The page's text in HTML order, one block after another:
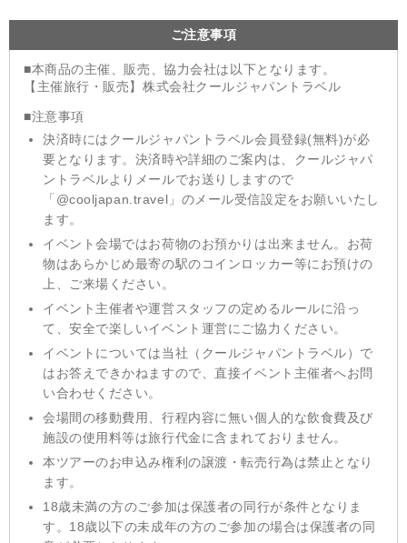
ご注意事項
■本商品の主催、販売、協力会社は以下となります。
【主催旅行・販売】株式会社クールジャパントラベル
■注意事項
決済時にはクールジャパントラベル会員登録(無料)が必
要となります。決済時や詳細のご案内は、クールジャパ
ントラベルよりメールでお送りしますので
「@cooljapan.travel」のメール受信設定をお願いいたし
ます。
イベント会場ではお荷物のお預かりは出来ません。お荷
物はあらかじめ最寄の駅のコインロッカー等にお預けの
上、ご来場ください。
イベント主催者や運営スタッフの定めるルールに沿っ
て、安全で楽しいイベント運営にご協力ください。
イベントについては当社（クールジャパントラベル）で
はお答えできかねますので、直接イベント主催者へお問
い合わせください。
会場間の移動費用、行程内容に無い個人的な飲食費及び
施設の使用料等は旅行代金に含まれておりません。
本ツアーのお申込み権利の譲渡・転売行為は禁止となり
ます。
18歳未満の方のご参加は保護者の同行が条件となりま
す。18歳以下の未成年の方のご参加の場合は保護者の同